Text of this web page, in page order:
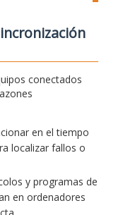
conectados
en el tiempo
localizar fallos o
y programas de
en ordenadores